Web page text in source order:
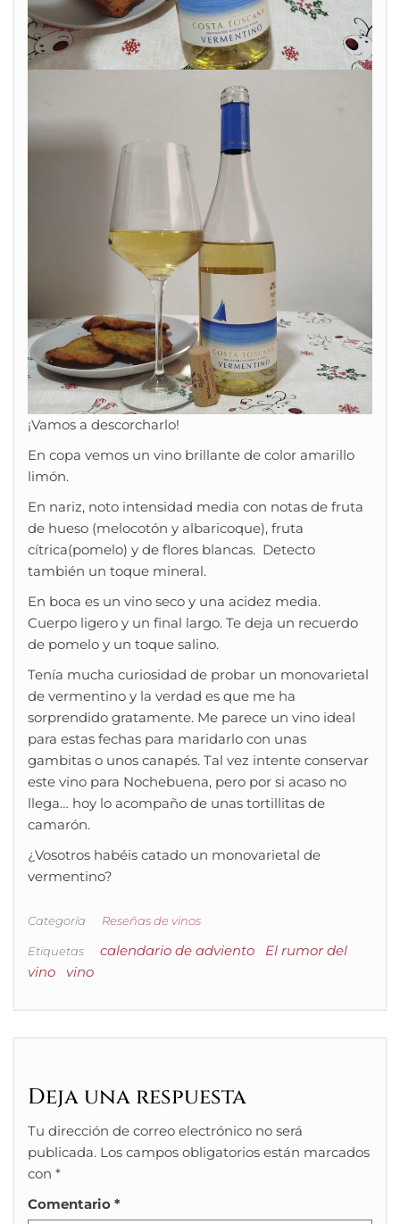
¡Vamos a descorcharlo!
En copa vemos un vino brillante de color amarillo
limón.
En nariz, noto intensidad media con notas de fruta
de hueso (melocotón y albaricoque), fruta
cítrica(pomelo) y de flores blancas. Detecto
también un toque mineral.
En boca es un vino seco y una acidez media.
Cuerpo ligero y un final largo. Te deja un recuerdo
de pomelo y un toque salino.
Tenía mucha curiosidad de probar un monovarietal
de vermentino y la verdad es que me ha
sorprendido gratamente. Me parece un vino ideal
para estas fechas para maridarlo con unas
gambitas o unos canapés. Tal vez intente conservar
este vino para Nochebuena, pero por si acaso no
llega… hoy lo acompaño de unas tortillitas de
camarón.
¿Vosotros habéis catado un monovarietal de
vermentino?
Categoría Reseñas de vinos
Etiquetas calendario de adviento
El rumor del
vino
vino
Deja una respuesta
Tu dirección de correo electrónico no será
publicada. Los campos obligatorios están marcados
con *
Comentario *